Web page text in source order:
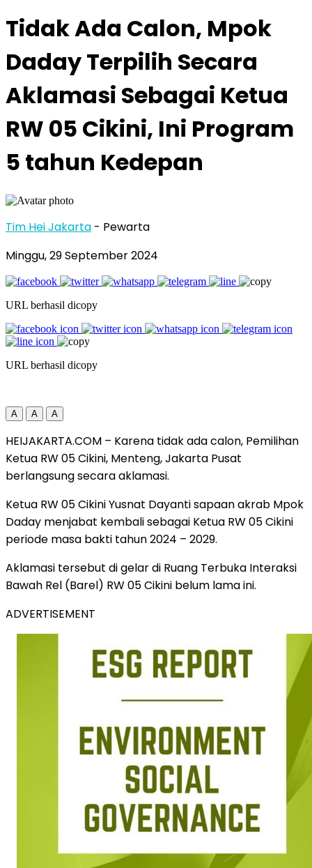
Tidak Ada Calon, Mpok
Daday Terpilih Secara
Aklamasi Sebagai Ketua
RW 05 Cikini, Ini Program
5 tahun Kedepan
Tim Hei Jakarta - Pewarta
Minggu, 29 September 2024
URL berhasil dicopy
URL berhasil dicopy
A A A
HEIJAKARTA.COM – Karena tidak ada calon, Pemilihan
Ketua RW 05 Cikini, Menteng, Jakarta Pusat
berlangsung secara aklamasi.
Ketua RW 05 Cikini Yusnat Dayanti sapaan akrab Mpok
Daday menjabat kembali sebagai Ketua RW 05 Cikini
periode masa bakti tahun 2024 – 2029.
Aklamasi tersebut di gelar di Ruang Terbuka Interaksi
Bawah Rel (Barel) RW 05 Cikini belum lama ini.
ADVERTISEMENT